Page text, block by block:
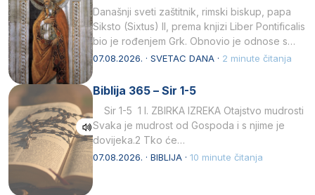
Današnji sveti zaštitnik, rimski biskup, papa
Siksto (Sixtus) II, prema knjizi Liber Pontificalis
bio je rođenjem Grk. Obnovio je odnose s
afričkim…
07.08.2026. · SVETAC DANA · 2 minute čitanja
Biblija 365 – Sir 1-5
Sir 1-5 1 I. ZBIRKA IZREKA Otajstvo mudrosti
Svaka je mudrost od Gospoda i s njime je
dovijeka.2 Tko će…
07.08.2026. · BIBLIJA · 10 minute čitanja